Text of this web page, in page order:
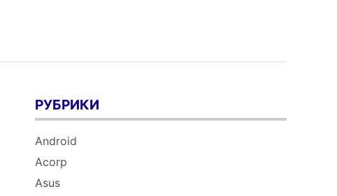
РУБРИКИ
Android
Acorp
Asus